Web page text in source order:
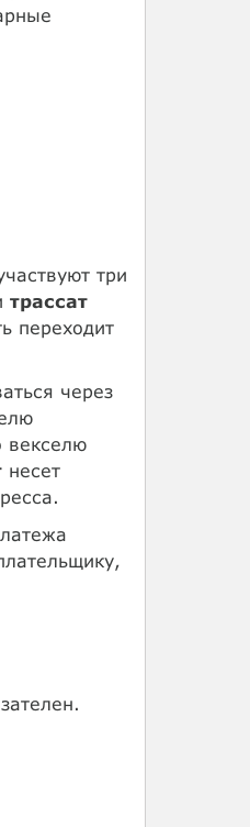
три
трассат
переходит
через
векселю
несет